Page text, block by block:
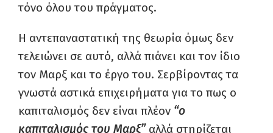
τόνο όλου του πράγματος.
Η αντεπαναστατική της θεωρία όμως δεν
τελειώνει σε αυτό, αλλά πιάνει και τον ίδιο
τον Μαρξ και το έργο του. Σερβίροντας τα
γνωστά αστικά επιχειρήματα για το πως ο
καπιταλισμός δεν είναι πλέον “ο
καπιταλισμός του Μαρξ”αλλά στηρίζεται